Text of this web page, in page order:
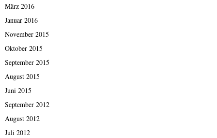
März 2016
Januar 2016
November 2015
Oktober 2015
September 2015
August 2015
Juni 2015
September 2012
August 2012
Juli 2012